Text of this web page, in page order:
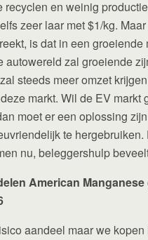
recyclen en weinig
zeer laar met $1/kg.
is dat in een groeiende
autowereld zal groeiende
steeds meer omzet
markt. Wil de EV markt
moet er een oplossing
te hergebruiken.
nu, beleggershulp
American Manganese
aandeel maar we kopen